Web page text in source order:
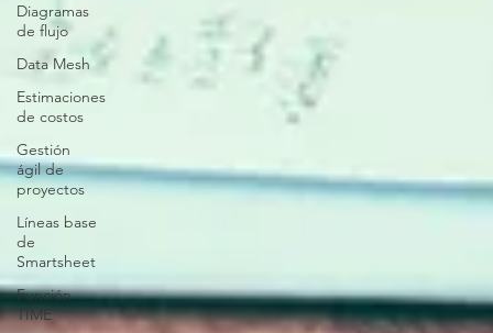
Diagramas
de flujo
Data Mesh
Estimaciones
de costos
Gestión
ágil de
proyectos
Líneas base
de
Smartsheet
Función
TIME